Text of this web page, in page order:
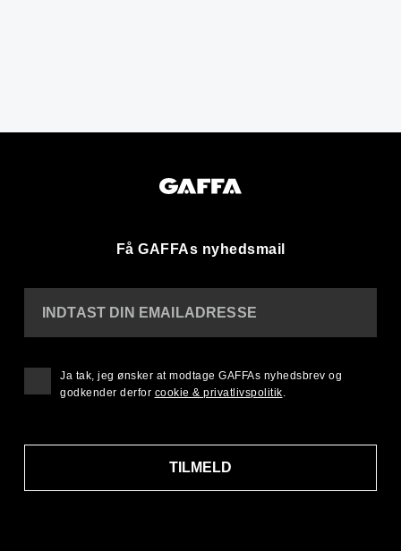
Få GAFFAs nyhedsmail
INDTAST DIN EMAILADRESSE
TILMELD
Ja tak, jeg ønsker at modtage GAFFAs nyhedsbrev og
godkender derfor cookie & privatlivspolitik.